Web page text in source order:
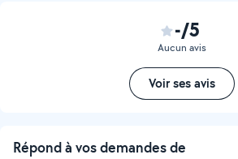
-/5
Aucun avis
Voir ses avis
Répond à vos demandes de